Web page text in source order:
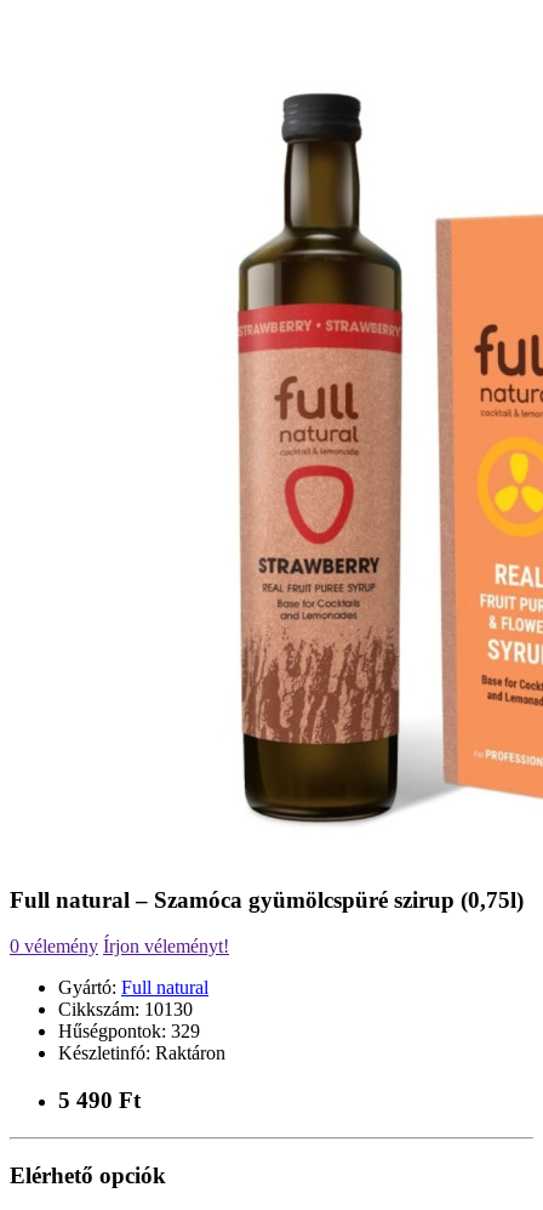
Full natural – Szamóca gyümölcspüré szirup (0,75l)
0 vélemény Írjon véleményt!
Gyártó: Full natural
Cikkszám: 10130
Hűségpontok: 329
Készletinfó: Raktáron
5 490 Ft
Elérhető opciók